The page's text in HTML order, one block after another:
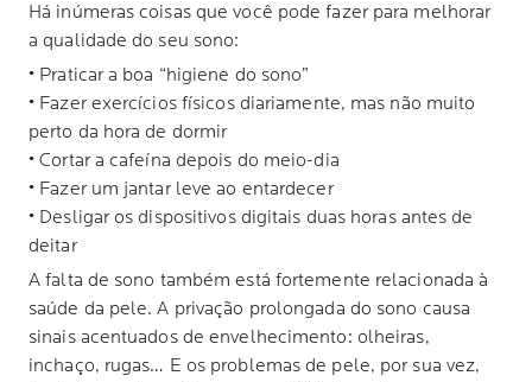
Há inúmeras coisas que você pode fazer para melhorar
a qualidade do seu sono:
• Praticar a boa “higiene do sono”
• Fazer exercícios físicos diariamente, mas não muito
perto da hora de dormir
• Cortar a cafeína depois do meio-dia
• Fazer um jantar leve ao entardecer
• Desligar os dispositivos digitais duas horas antes de
deitar
A falta de sono também está fortemente relacionada à
saúde da pele. A privação prolongada do sono causa
sinais acentuados de envelhecimento: olheiras,
inchaço, rugas… E os problemas de pele, por sua vez,